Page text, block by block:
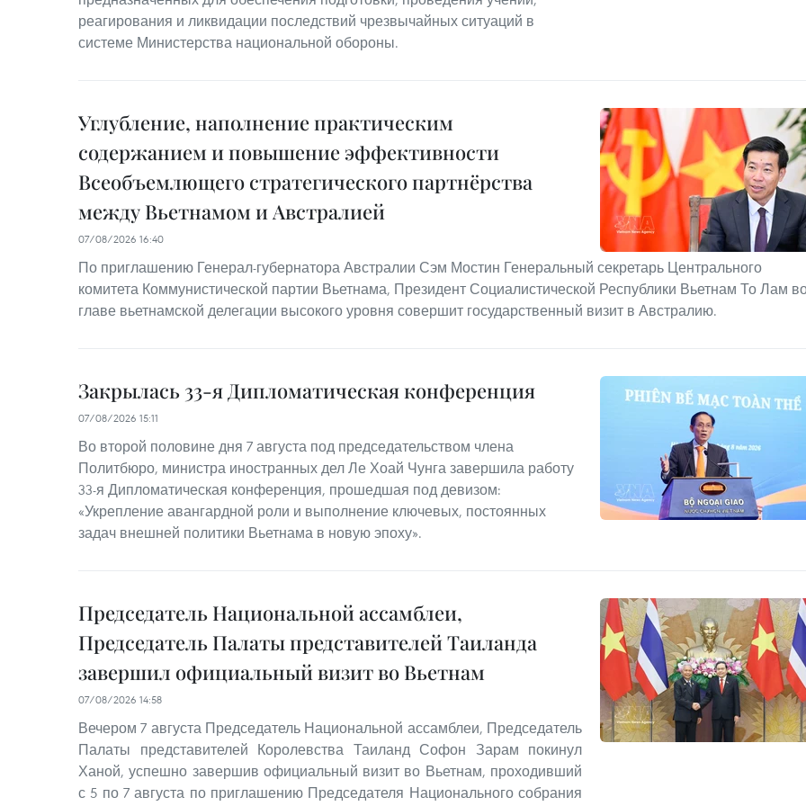
реагирования и ликвидации последствий чрезвычайных ситуаций в
системе Министерства национальной обороны.
Углубление, наполнение практическим
содержанием и повышение эффективности
Всеобъемлющего стратегического партнёрства
между Вьетнамом и Австралией
07/08/2026 16:40
По приглашению Генерал-губернатора Австралии Сэм Мостин Генеральный секретарь Центрального
комитета Коммунистической партии Вьетнама, Президент Социалистической Республики Вьетнам То Лам
главе вьетнамской делегации высокого уровня совершит государственный визит в Австралию.
Закрылась 33-я Дипломатическая конференция
07/08/2026 15:11
Во второй половине дня 7 августа под председательством члена
Политбюро, министра иностранных дел Ле Хоай Чунга завершила работу
33-я Дипломатическая конференция, прошедшая под девизом:
«Укрепление авангардной роли и выполнение ключевых, постоянных
задач внешней политики Вьетнама в новую эпоху».
Председатель Национальной ассамблеи,
Председатель Палаты представителей Таиланда
завершил официальный визит во Вьетнам
07/08/2026 14:58
Вечером 7 августа Председатель Национальной ассамблеи, Председатель
Палаты представителей Королевства Таиланд Софон Зарам покинул
Ханой, успешно завершив официальный визит во Вьетнам, проходивший
с 5 по 7 августа по приглашению Председателя Национального собрания